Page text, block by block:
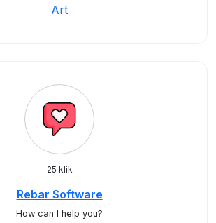
Art
25 klik
Rebar Software
How can I help you?